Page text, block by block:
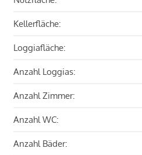
Kellerfläche:
Loggiafläche:
Anzahl Loggias:
Anzahl Zimmer:
Anzahl WC:
Anzahl Bäder: